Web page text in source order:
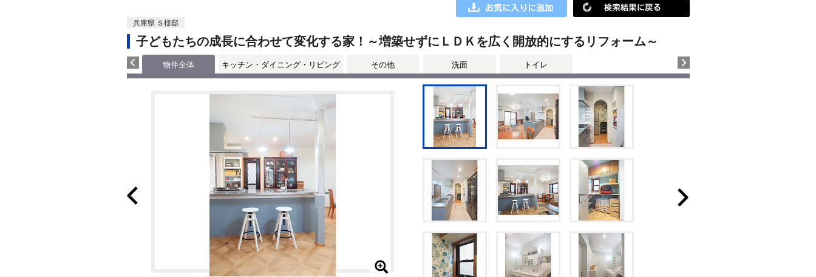
兵庫県 Ｓ様邸
子どもたちの成長に合わせて変化する家！～増築せずにＬＤＫを広く開放的にするリフォーム～
物件全体 キッチン・ダイニング・リビング その他 洗面 トイレ